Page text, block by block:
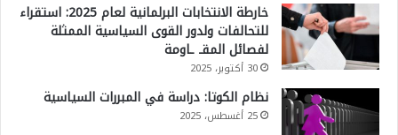
خارطة الانتخابات البرلمانية لعام 2025: استقراء
للتحالفات ولدور القوى السياسية الممثلة
لفصائل المقـ ـاومة
30 أكتوبر، 2025
نظام الكوتا: دراسة في المبررات السياسية
25 أغسطس، 2025